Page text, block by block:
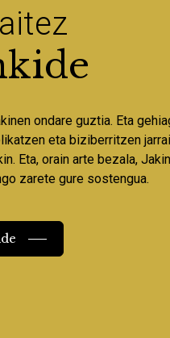
ondare guztia. Eta
eta biziberritzen
Eta, orain arte bezala,
zarete gure sostengua.